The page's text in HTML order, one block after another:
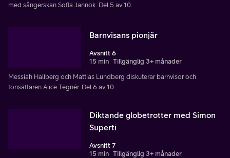
med sångerskan Sofia Jannok. Del 5 av 10.
Barnvisans pionjär
Avsnitt 6
15 min Tillgänglig 3+ månader
Messiah Hallberg och Mattias Lundberg diskuterar barnvisor och
tonsättaren Alice Tegnér. Del 6 av 10.
Diktande globetrotter med Simon
Superti
Avsnitt 7
15 min Tillgänglig 3+ månader